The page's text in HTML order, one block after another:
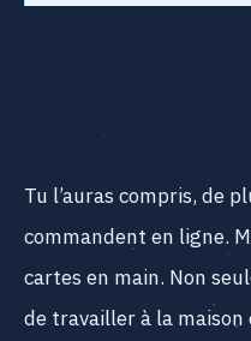
Tu l’auras compris, de
commandent en ligne.
cartes en main. Non
de travailler à la